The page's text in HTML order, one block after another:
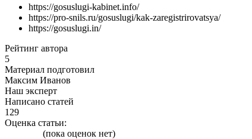
https://gosuslugi-kabinet.info/
https://pro-snils.ru/gosuslugi/kak-zaregistrirovatsya/
https://gosuslugi.in/
Рейтинг автора
5
Материал подготовил
Максим Иванов
Наш эксперт
Написано статей
129
Оценка статьи:
(пока оценок нет)